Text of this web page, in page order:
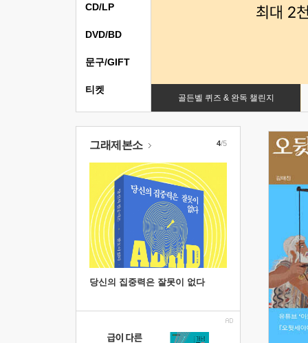
골든벨 퀴즈 & 완독 챌린지
CD/LP
DVD/BD
문구/GIFT
티켓
그래제본소
당신의 집중력은 잘못이 없다
4/5